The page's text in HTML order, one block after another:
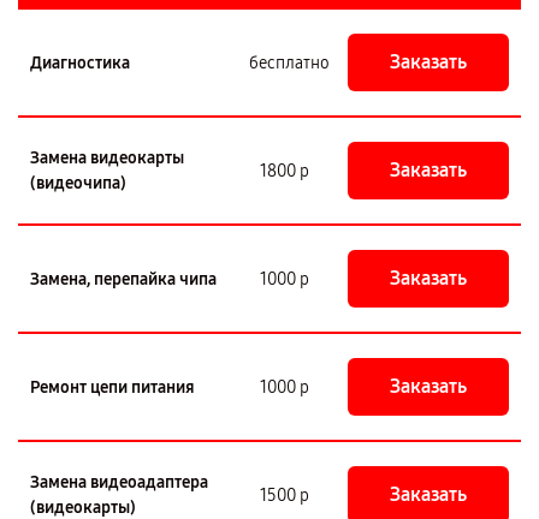
Диагностика бесплатно Заказать
Замена видеокарты
(видеочипа)
1800 р Заказать
Замена, перепайка чипа 1000 р Заказать
Ремонт цепи питания 1000 р Заказать
Замена видеоадаптера
(видеокарты)
1500 р Заказать